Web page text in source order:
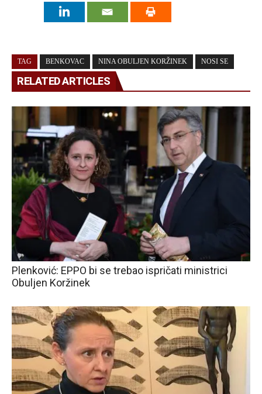
TAG BENKOVAC NINA OBULJEN KORŽINEK NOSI SE
RELATED ARTICLES
Plenković: EPPO bi se trebao ispričati ministrici
Obuljen Koržinek